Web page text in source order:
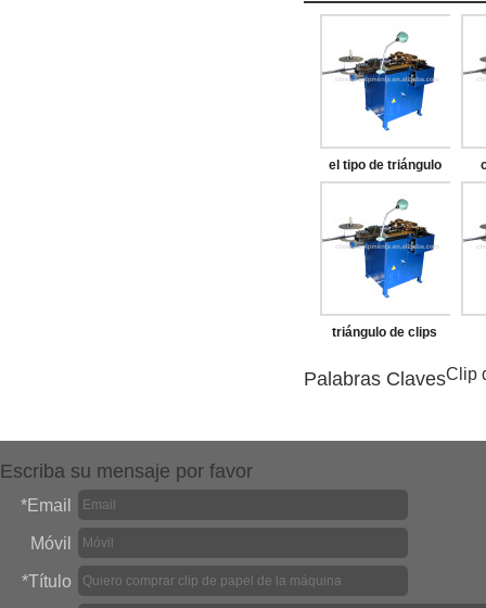
el tipo de triángulo
clip de la máquina
triángulo de clips
que hace la máquina
Palabras ClavesClip
Escriba su mensaje por favor
*Email
Móvil
*Título